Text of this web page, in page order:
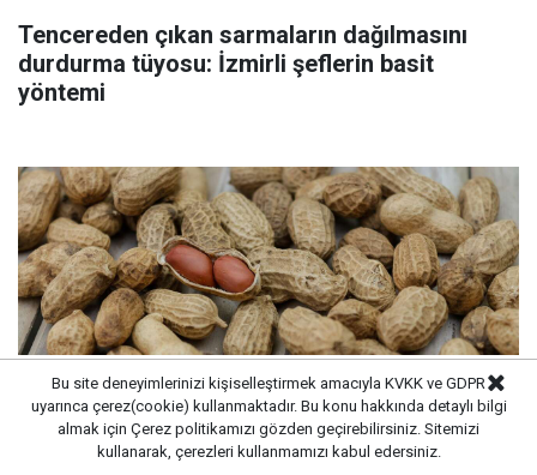
Tencereden çıkan sarmaların dağılmasını
durdurma tüyosu: İzmirli şeflerin basit
yöntemi
Bu site deneyimlerinizi kişiselleştirmek amacıyla KVKK ve GDPR
uyarınca çerez(cookie) kullanmaktadır. Bu konu hakkında detaylı bilgi
almak için Çerez politikamızı gözden geçirebilirsiniz. Sitemizi
kullanarak, çerezleri kullanmamızı kabul edersiniz.